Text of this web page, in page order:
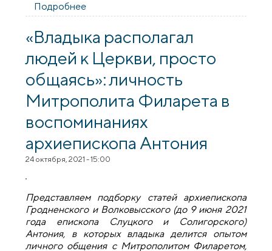
Подробнее
панихиду у могилы Митрополита
«Владыка располагал
людей к Церкви, просто
общаясь»: личность
Митрополита Филарета в
воспоминаниях
архиепископа Антония
24 октября, 2021 - 15:00
Представляем подборку статей архиепископа
Гродненского и Волковысского (до 9 июня 2021
года епископа Слуцкого и Солигорского)
Антония, в которых владыка делится опытом
личного общения с Митрополитом Филаретом,